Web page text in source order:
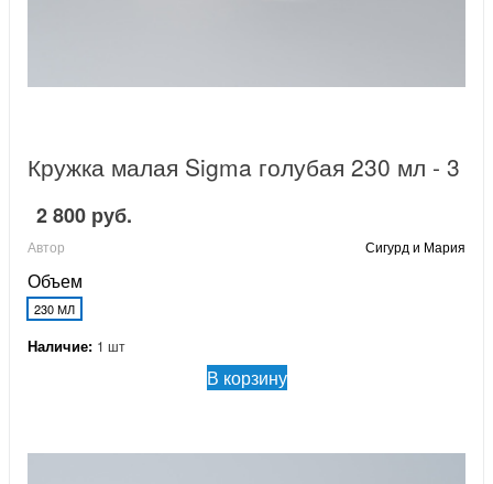
Кружка малая Sigma голубая 230 мл - 3
2 800 руб.
Автор Сигурд и Мария
Объем
230 МЛ
Наличие: 1 шт
В корзину